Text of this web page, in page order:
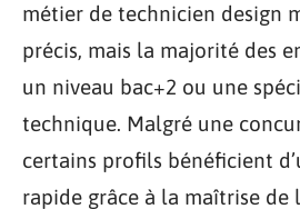
métier de technicien design
précis, mais la majorité des
un niveau bac+2 ou une
technique. Malgré une
certains profils bénéficient
rapide grâce à la maîtrise de